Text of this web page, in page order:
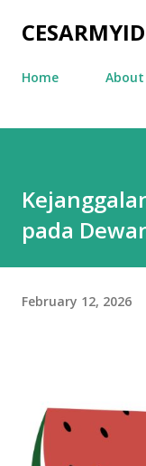
CESARMYID
Home About
pada
February 12, 2026